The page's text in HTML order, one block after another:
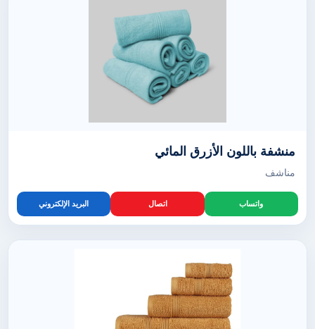
منشفة باللون الأزرق المائي
مناشف
واتساب اتصال البريد الإلكتروني